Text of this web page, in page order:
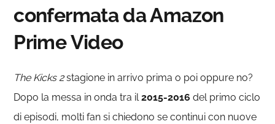
confermata da Amazon
Prime Video
The Kicks 2stagione in arrivo prima o poi oppure no?
Dopo la messa in onda tra il2015-2016 del primo ciclo
di episodi, molti fan si chiedono se continui con nuove